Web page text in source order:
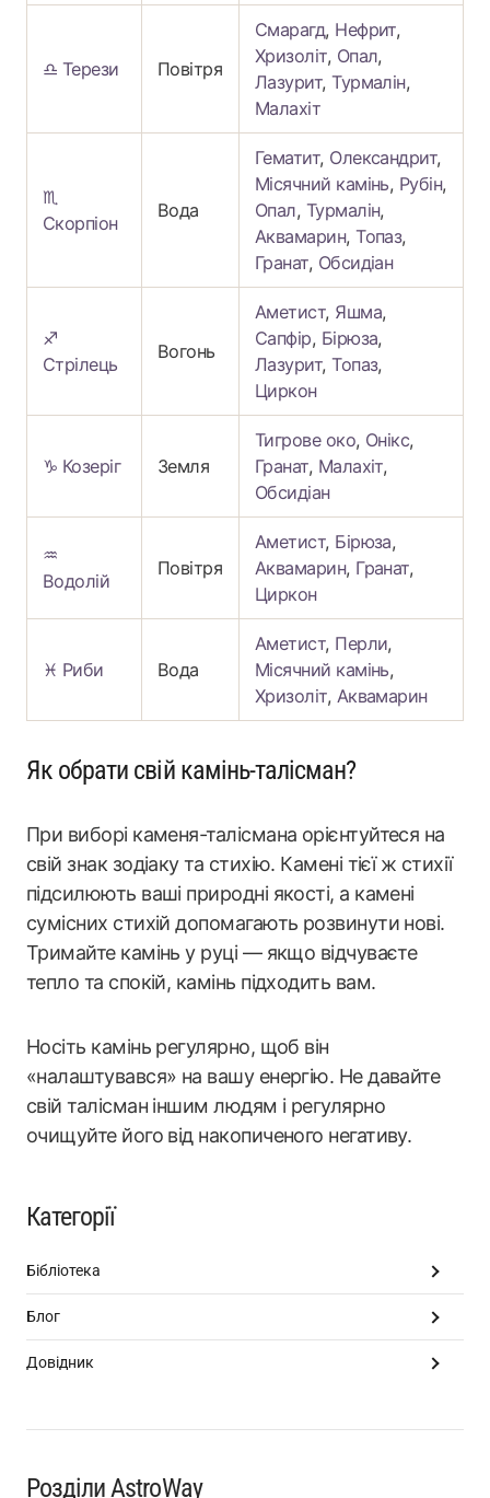
♎ Терези Повітря
Смарагд, Нефрит,
Хризоліт, Опал,
Лазурит,Турмалін,
Малахіт
♏
Скорпіон
Вода
Гематит, Олександрит,
Місячний камінь, Рубін,
Опал, Турмалін,
Аквамарин,Топаз,
Гранат, Обсидіан
♐
Стрілець
Вогонь
Аметист, Яшма,
Сапфір, Бірюза,
Лазурит,Топаз,
Циркон
♑ Козеріг Земля
Тигрове око, Онікс,
Гранат, Малахіт,
Обсидіан
♒
Водолій
Повітря
Аметист, Бірюза,
Аквамарин, Гранат,
Циркон
♓ Риби Вода
Аметист, Перли,
Місячний камінь,
Хризоліт, Аквамарин
Як обрати свій камінь-талісман?
При виборі каменя-талісмана орієнтуйтеся на
свій знак зодіаку та стихію. Камені тієї ж стихії
підсилюють ваші природні якості, а камені
сумісних стихій допомагають розвинути нові.
Тримайте камінь у руці — якщо відчуваєте
тепло та спокій, камінь підходить вам.
Носіть камінь регулярно, щоб він
«налаштувався» на вашу енергію. Не давайте
свій талісман іншим людям і регулярно
очищуйте його від накопиченого негативу.
Категорії
Бібліотека
Блог
Довідник
Розділи AstroWay